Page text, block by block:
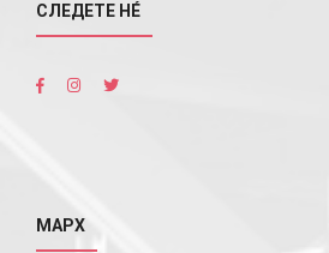
СЛЕДЕТЕ НÉ
МАРХ